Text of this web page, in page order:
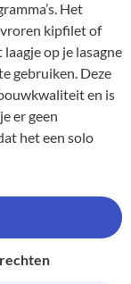
Het
kipfilet of
op je lasagne
gebruiken. Deze
en is
er geen
het een solo